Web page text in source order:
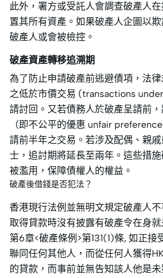
此外，署方或受託人會調查破產人
置其所有資產。如果破產人企圖以
破產人或會被檢控。
破產資產轉移追溯期
為了防止申請破產前逃避債項，法
之低於市價交易 (transactions
請討回。又若債務人於破產呈請前
（即不公平的優惠 unfair
請前半年之交易。若涉及配偶、親
士，追討期將延長至兩年。這些措
被濫用，保障債權人的權益。
破產後借錢是否犯法？
香港現行法例並無明文規定破產人
取得貸款時沒有披露有破產令在身
第6章<破產條例>第131(1)條, 如正
聯同任何其他人，而從任何人獲得
的貸款，而事前並無告知該人他是